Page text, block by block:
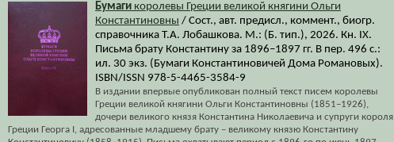
Бумаги королевы Греции великой княгини Ольги
Константиновны / Сост., авт. предисл., коммент., биогр.
справочника Т.А. Лобашкова. М.: (Б. тип.), 2026. Кн. IX.
Письма брату Константину за 1896–1897 гг. В пер. 496 с.:
ил. 30 экз. (Бумаги Константиновичей Дома Романовых).
ISBN/ISSN 978-5-4465-3584-9
В издании впервые опубликован полный текст писем королевы
Греции великой княгини Ольги Константиновны (1851–1926),
дочери великого князя Константина Николаевича и супруги короля
Греции Георга I, адресованные младшему брату – великому князю Константину